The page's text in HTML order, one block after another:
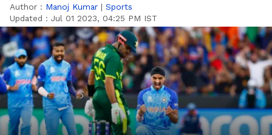
Author : Manoj Kumar | Sports
Updated : Jul 01 2023, 04:25 PM IST